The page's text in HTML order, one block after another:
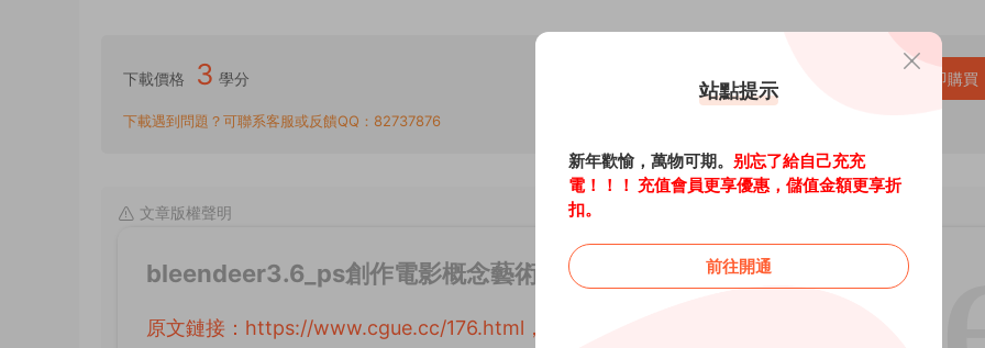
下載價格 3 學分 立即購買
下載遇到問題？可聯系客服或反饋QQ：82737876
文章版權聲明
bleendeer3.6_ps創作電影概念藝術 - CG資源兔
原文鏈接： https://www.cgue.cc/176.html，轉載請注明出處。
站點提示
新年歡愉，萬物可期。 别忘了給自己充充
電！！！ 充值會員更享優惠，儲值金額更享折
扣。
前往開通